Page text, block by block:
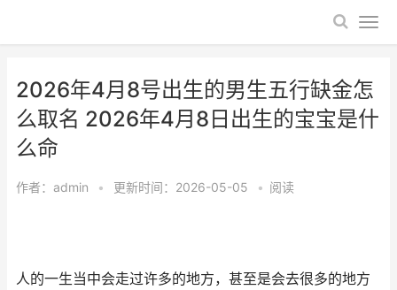
2026年4月8号出生的男生五行缺金怎
么取名 2026年4月8日出生的宝宝是什
么命
作者： admin • 更新时间：2026-05-05 • 阅读
人的一生当中会走过许多的地方，甚至是会去很多的地方